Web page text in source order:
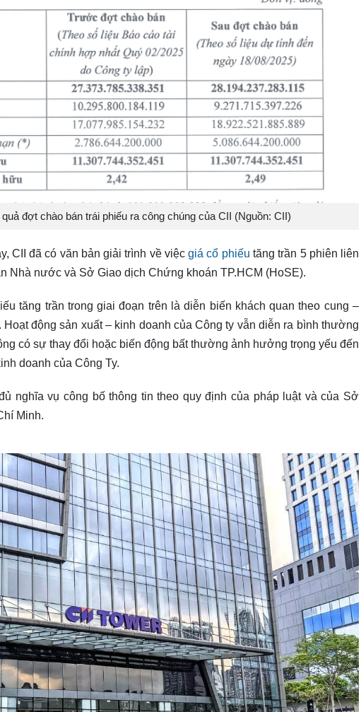
đợt chào bán trái phiếu ra công chúng của CII (Nguồn: CII)
CII đã có văn bản giải trình về việcgiá cổ phiếu tăng trần 5 phiên liên
Nhà nước và Sở Giao dịch Chứng khoán TP.HCM (HoSE).
tăng trần trong giai đoạn trên là diễn biến khách quan theo cung –
động sản xuất – kinh doanh của Công ty vẫn diễn ra bình thường
có sự thay đổi hoặc biến động bất thường ảnh hưởng trọng yếu đến
doanh của Công Ty.
nghĩa vụ công bố thông tin theo quy định của pháp luật và của Sở
Minh.